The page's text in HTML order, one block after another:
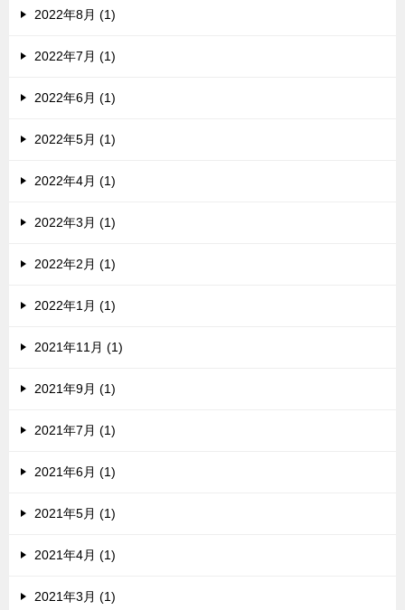
2022年8月 (1)
2022年7月 (1)
2022年6月 (1)
2022年5月 (1)
2022年4月 (1)
2022年3月 (1)
2022年2月 (1)
2022年1月 (1)
2021年11月 (1)
2021年9月 (1)
2021年7月 (1)
2021年6月 (1)
2021年5月 (1)
2021年4月 (1)
2021年3月 (1)